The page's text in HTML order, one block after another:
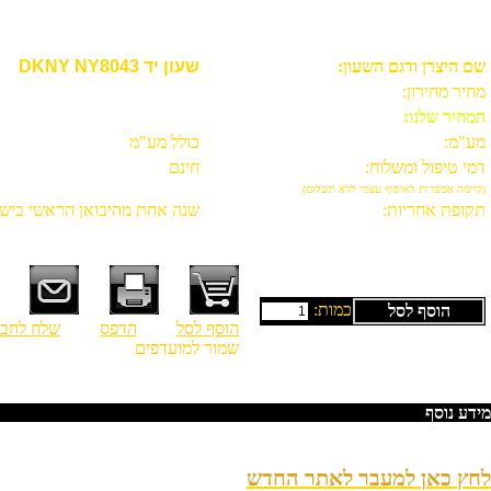
שם היצרן ודגם השעון:
שעון יד DKNY NY8043
מחיר מחירון:
המחיר שלנו:
מע"מ:
כולל מע"מ
דמי טיפול ומשלוח:
חינם
(קיימת אפשרות לאיסוף עצמי ללא תשלום)
תקופת אחריות: שנה אחת מהיבואן הראשי
הוסף לסל
כמות:
הוסף לסל
הדפס
שלח
שמור למועדפים
מידע נוסף
לחץ כאן למעבר לאתר החדש